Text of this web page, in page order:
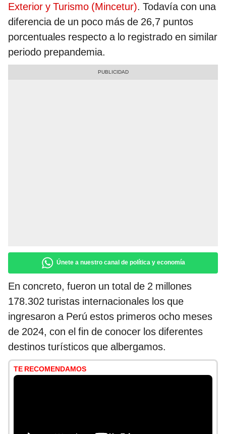
Exterior y Turismo (Mincetur). Todavía con una
diferencia de un poco más de 26,7 puntos
porcentuales respecto a lo registrado en similar
periodo prepandemia.
Únete a nuestro canal de política y economía
En concreto, fueron un total de 2 millones
178.302 turistas internacionales los que
ingresaron a Perú estos primeros ocho meses
de 2024, con el fin de conocer los diferentes
destinos turísticos que albergamos.
TE RECOMENDAMOS